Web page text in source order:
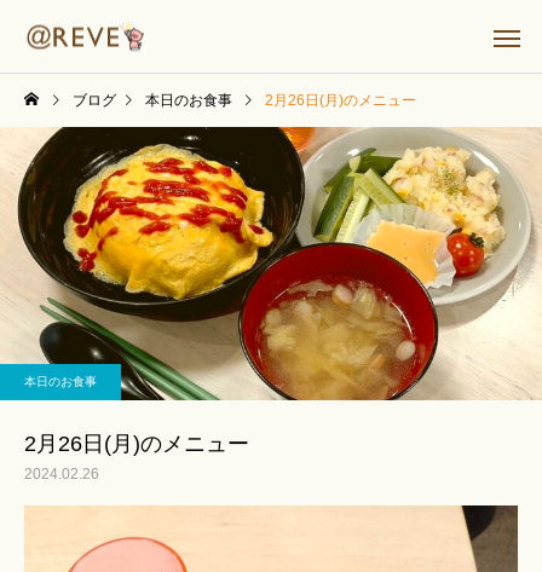
ブログ 本日のお食事 2月26日(月)のメニュー
本日のお食事
2月26日(月)のメニュー
2024.02.26